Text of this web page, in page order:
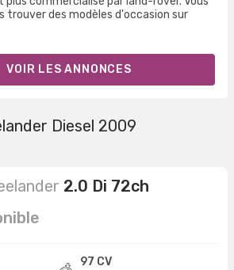
trouver des modèles d'occasion sur
VOIR LES ANNONCES
Diesel 2009
2.0 Di 72ch
97 CV